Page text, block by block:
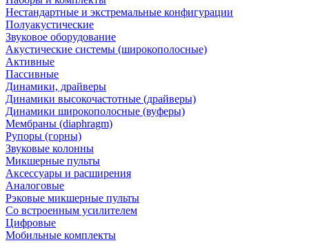
Нестандартные и экстремальные конфигурации
Полуакустические
Звуковое оборудование
Акустические системы (широкополосные)
Активные
Пассивные
Динамики, драйверы
Динамики высокочастотные (драйверы)
Динамики широкополосные (вуферы)
Мембраны (diaphragm)
Рупоры (горны)
Звуковые колонны
Микшерные пульты
Аксессуары и расширения
Аналоговые
Рэковые микшерные пульты
Со встроенным усилителем
Цифровые
Мобильные комплекты